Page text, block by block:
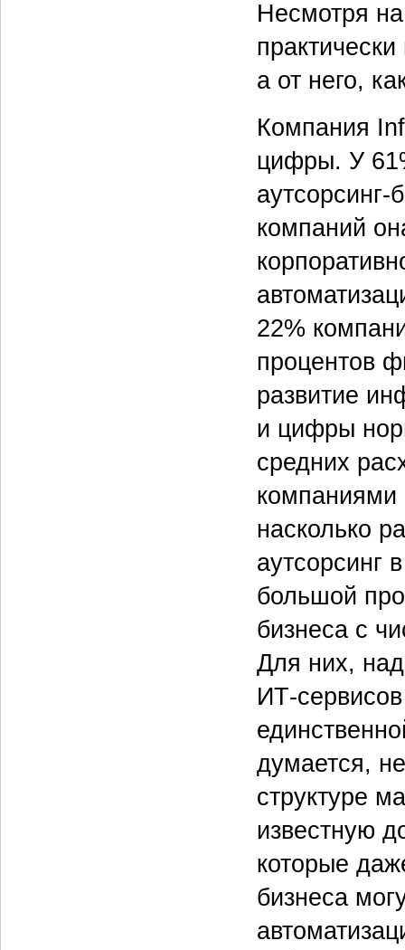
Несмотря
а от него,
Компания
цифры. У
компаний
22%
процентов
развитие
и цифры
средних
компаниями
насколько
аутсорсинг
большой
бизнеса с
Для них,
думается,
структуре
известную
которые
бизнеса